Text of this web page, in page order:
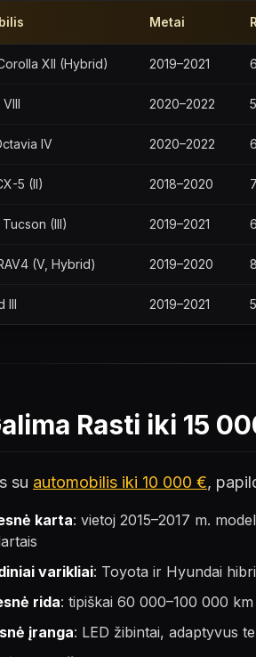
Metai
XII (Hybrid) 2019–2021
2020–2022
IV 2020–2022
5 (II) 2018–2020
(III) 2019–2021
(V, Hybrid) 2019–2020
III 2019–2021
Rasti iki 15
su automobilis iki 10 000 €,
karta: vietoj 2015–2017 m.
varikliai: Toyota ir Hyundai
rida: tipiškai 60 000–100 000
įranga: LED žibintai, adaptyvus